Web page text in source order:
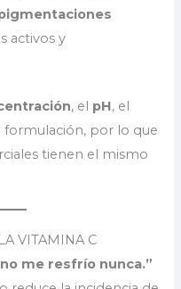
activos y
, el pH, el
formulación, por lo que
tienen el mismo
VITAMINA C
me resfrío nunca.”